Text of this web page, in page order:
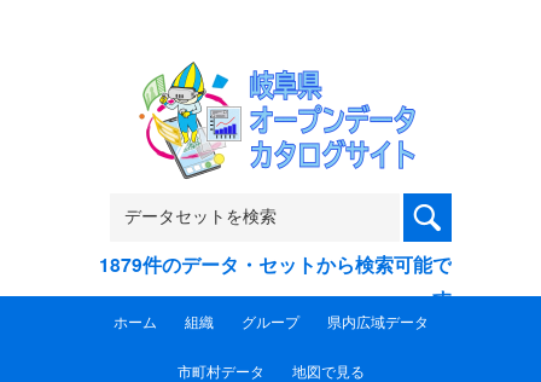
1879件のデータ・セットから検索可能で
す
ホーム 組織 グループ 県内広域データ
市町村データ 地図で見る